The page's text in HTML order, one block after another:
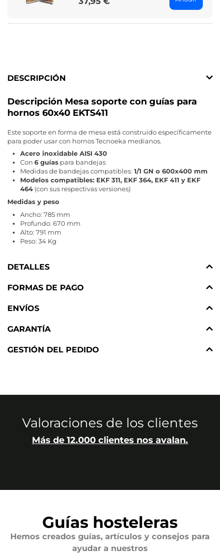
DESCRIPCIÓN
Descripción Mesa soporte con guías para
hornos 60x40 EKTS411
Este soporte en forma de mesa está construido específicamente
para poder usar con hornos Tecnoeka medianos.
Acero inoxidable AISI 430
Con 6 guías para bandejas
Medidas de bandejas compatibles: 1/1 GN o 600x400 mm
Modelos compatibles: EKF 311, EKF 364, EKF 411 y EKF
464 (con sus respectivas versiones)
Medidas y peso
Ancho: 785 mm
Profundo: 670 mm
Alto: 791 mm
Peso: 34 Kg
DETALLES
FORMAS DE PAGO
ENVÍOS
GARANTÍA
GESTIÓN DEL PEDIDO
Valoraciones de los clientes
Más de 12.000 clientes nos avalan.
Guías hosteleras
Hemos creados guías, artículos y consejos para
ayudar a nuestros